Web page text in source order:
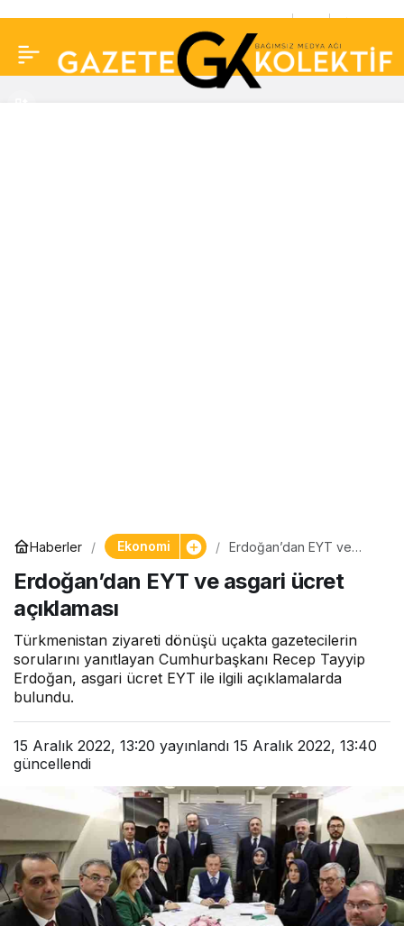
Haberler Ekonomi
Erdoğan’dan EYT ve
Erdoğan’dan EYT ve asgari ücret
açıklaması
Türkmenistan ziyareti dönüşü uçakta gazetecilerin
sorularını yanıtlayan Cumhurbaşkanı Recep Tayyip
Erdoğan, asgari ücret EYT ile ilgili açıklamalarda
bulundu.
15 Aralık 2022, 13:20 yayınlandı 15 Aralık 2022, 13:40
güncellendi
Bilgin’den asgari ücret